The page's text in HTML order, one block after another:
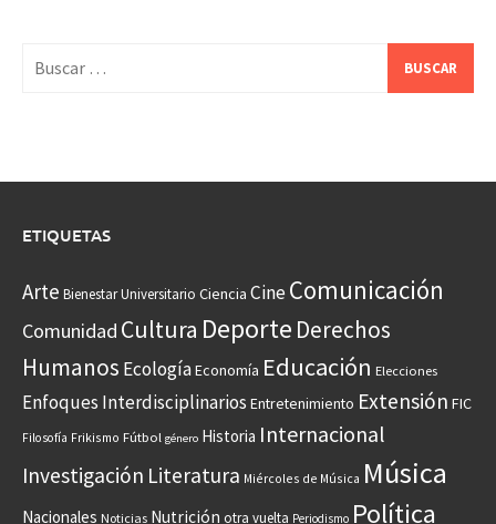
ETIQUETAS
Arte Bienestar Universitario Ciencia CineComunicación
Comunidad Cultura Deporte Derechos
Humanos EcologíaEconomía Educación Elecciones
Enfoques Interdisciplinarios Entretenimiento Extensión FIC
Filosofía Frikismo Fútbol género Historia Internacional
Investigación Literatura Miércoles de Música Música
Nacionales Noticias Nutrición otra vuelta Periodismo Política